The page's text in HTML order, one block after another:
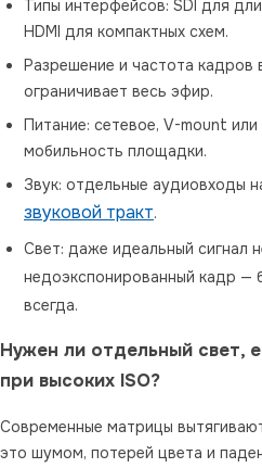
Типы интерфейсов: SDI для
HDMI для компактных схем.
Разрешение и частота кадров
ограничивает весь эфир.
Питание: сетевое, V-mount
мобильность площадки.
Звук: отдельные аудиовходы
звуковой тракт.
Свет: даже идеальный сигнал
недоэкспонированный кадр —
всегда.
Нужен ли отдельный свет,
при высоких ISO?
Современные матрицы
это шумом, потерей цвета и